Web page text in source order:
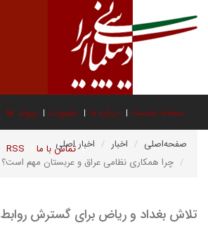
صفحه نخست درباره ما عضویت پیوند ها
تماس با ما RSS صفحه‌اصلی اخبار
اخبار اصلی
چرا همکاری نظامی عراق و عربستان مهم است؟
تلاش بغداد و ریاض برای گسترش روابط